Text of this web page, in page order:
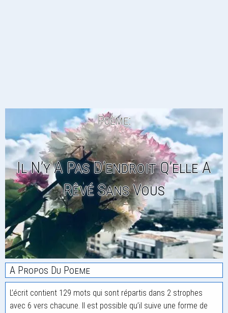
Poème:
Il N’y A Pas D’endroit Q’elle A
Rêvé Sans Vous
A Propos Du Poeme
L’écrit contient 129 mots qui sont répartis dans 2 strophes
avec 6 vers chacune. Il est possible qu’il suive une forme de